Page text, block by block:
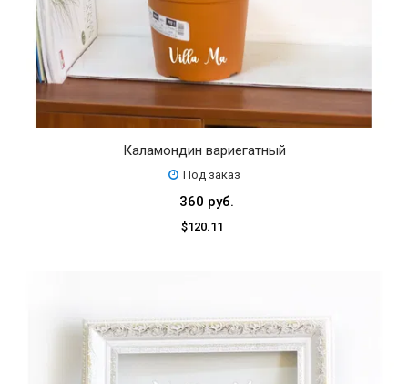
Каламондин вариегатный
Под заказ
360 руб.
$120.11